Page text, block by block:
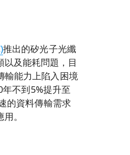
推出的矽光子光纖
及能耗問題，目
輸能力上陷入困境
不到5%提升至
的資料傳輸需求
。